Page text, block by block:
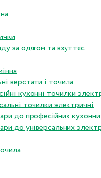
за одягом та взуттяс
верстати і точила
кухоннi точилки
точилки электричнi
до професiйних
до унiверсальних